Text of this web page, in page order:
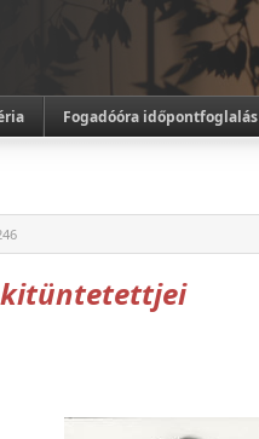
Fogadóóra időpontfoglalás
kitüntetettjei